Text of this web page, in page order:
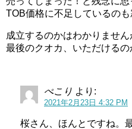
TOB価格に不足しているのも
成立するのかはわかりません
最後のクオカ、いただけるの
ぺこり より:
2021年2月23日 4:32 PM
桜さん、ほんとですね。